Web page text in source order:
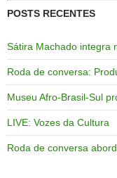
POSTS RECENTES
Sátira Machado integra
Roda de conversa:
Museu Afro-Brasil-Sul
LIVE: Vozes da Cultura
Roda de conversa